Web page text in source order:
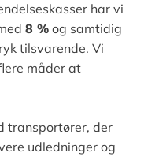
har vi
8 % og samtidig
tilsvarende. Vi
måder at
transportører, der
udledninger og